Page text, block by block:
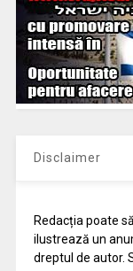
Disclaimer
Redacția poate
ilustrează un
dreptul de autor.